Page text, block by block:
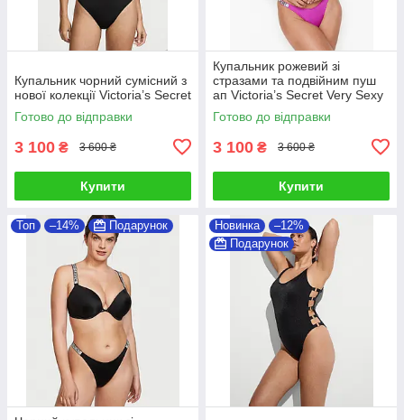
Купальник чорний сумісний з
нової колекції Victoria’s Secret
Готово до відправки
3 100 ₴ 3 600 ₴
Купити
Купальник рожевий зі
стразами та подвійним пуш
ап Victoria’s Secret Very Sexy
Logo Shine Strap
Готово до відправки
3 100 ₴ 3 600 ₴
Купити
Топ –14% Подарунок Новинка
–12%
Подарунок